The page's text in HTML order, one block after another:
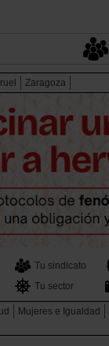
Zaragoza
Tu sindicato
Tu sector
Mujeres e Igualdad